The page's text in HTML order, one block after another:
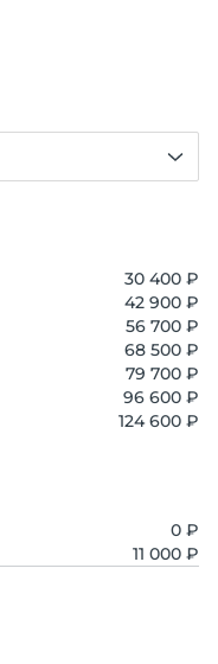
30 400 ₽
42 900 ₽
56 700 ₽
68 500 ₽
79 700 ₽
96 600 ₽
124 600 ₽
0 ₽
11 000 ₽